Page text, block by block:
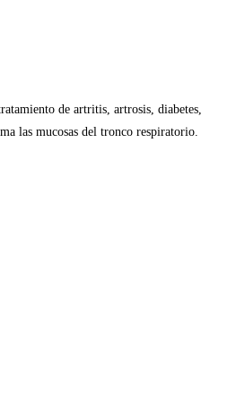
de artritis, artrosis, diabetes,
las mucosas del tronco respiratorio.